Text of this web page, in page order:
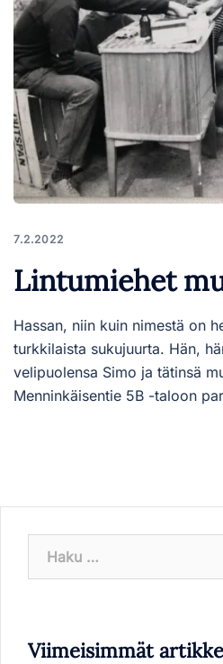
7.2.2022
Lintumiehet
Hassan, niin kuin nimestä on
turkkilaista sukujuurta. Hän,
velipuolensa Simo ja tätinsä
Menninkäisentie 5B -taloon
Viimeisimmät